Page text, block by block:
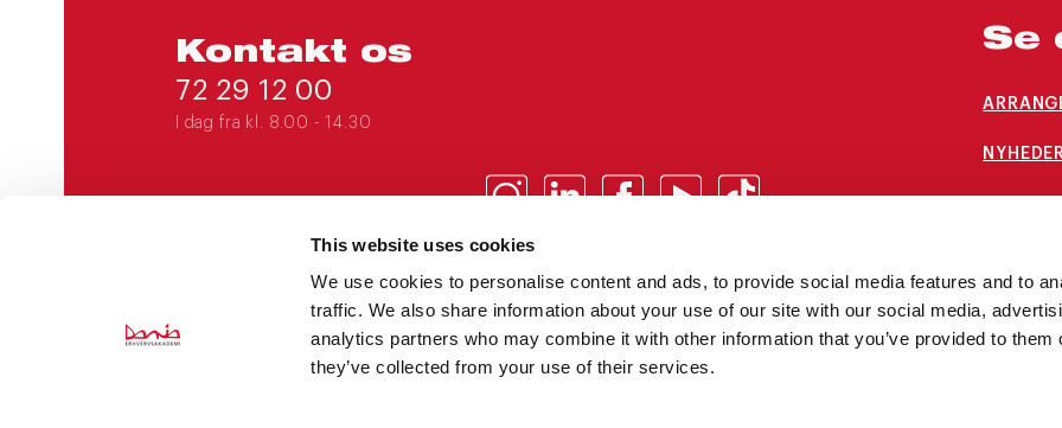
This website uses cookies
We use cookies to personalise content and ads, to provide social media features and to
traffic. We also share information about your use of our site with our social media,
analytics partners who may combine it with other information that you’ve provided to them
they’ve collected from your use of their services.
Kontakt os
72 29 12 00
I dag fra kl. 8.00 - 14.30
EAN 5798000560277
Se